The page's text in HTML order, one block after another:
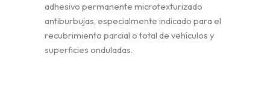
adhesivo permanente microtexturizado
antiburbujas, especialmente indicado para el
recubrimiento parcial o total de vehículos y
superficies onduladas.